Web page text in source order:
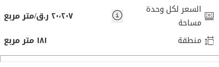
السعر لكل وحدة
مساحة
٢٠٬٢٠٧ ر.ق/متر مربع
منطقة
١٨١ متر مربع